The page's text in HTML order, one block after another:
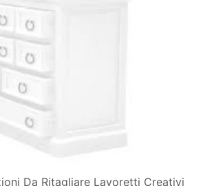
Da Ritagliare Lavoretti Creativi